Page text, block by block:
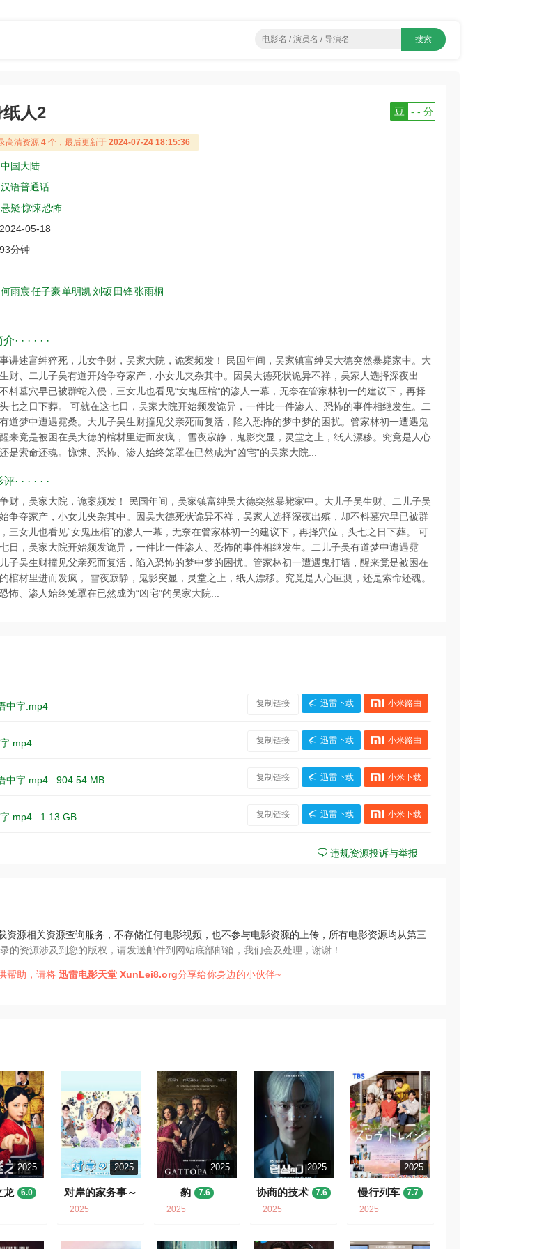
人2 豆 - - 分
高清资源 4 个，最后更新于 2024-07-24 18:15:36
中国大陆
汉语普通话
悬疑惊悚恐怖
2024-05-18
93分钟
何雨宸任子豪单明凯刘硕 田锋张雨桐
· · · · · ·
讲述富绅猝死，儿女争财，吴家大院，诡案频发！ 民国年间，吴家镇富绅吴大德突然暴毙家中。大
财、二儿子吴有道开始争夺家产，小女儿夹杂其中。因吴大德死状诡异不祥，吴家人选择深夜出
料墓穴早已被群蛇入侵，三女儿也看见“女鬼压棺”的渗人一幕，无奈在管家林初一的建议下，再择
七之日下葬。 可就在这七日，吴家大院开始频发诡异，一件比一件渗人、恐怖的事件相继发生。二
道梦中遭遇霓桑。大儿子吴生财撞见父亲死而复活，陷入恐怖的梦中梦的困扰。管家林初一遭遇鬼
来竟是被困在吴大德的棺材里进而发疯， 雪夜寂静，鬼影突显，灵堂之上，纸人漂移。究竟是人心
是索命还魂。惊悚、恐怖、渗人始终笼罩在已然成为“凶宅”的吴家大院...
· · · · · ·
争财，吴家大院，诡案频发！ 民国年间，吴家镇富绅吴大德突然暴毙家中。大儿子吴生财、二儿子吴
争夺家产，小女儿夹杂其中。因吴大德死状诡异不祥，吴家人选择深夜出殡，却不料墓穴早已被群
三女儿也看见“女鬼压棺”的渗人一幕，无奈在管家林初一的建议下，再择穴位，头七之日下葬。 可
日，吴家大院开始频发诡异，一件比一件渗人、恐怖的事件相继发生。二儿子吴有道梦中遭遇霓
子吴生财撞见父亲死而复活，陷入恐怖的梦中梦的困扰。管家林初一遭遇鬼打墙，醒来竟是被困在
棺材里进而发疯， 雪夜寂静，鬼影突显，灵堂之上，纸人漂移。究竟是人心叵测，还是索命还魂。
怖、渗人始终笼罩在已然成为“凶宅”的吴家大院...
中字.mp4 复制链接 迅雷下载 小米路由
.mp4 复制链接 迅雷下载 小米路由
中字.mp4904.54 MB 复制链接 迅雷下载 小米下载
字.mp4 1.13 GB 复制链接 迅雷下载 小米下载
违规资源投诉与举报
资源相关资源查询服务，不存储任何电影视频，也不参与电影资源的上传，所有电影资源均从第三
的资源涉及到您的版权，请发送邮件到网站底部邮箱，我们会及处理，谢谢！
帮助，请将迅雷电影天堂 XunLei8.org分享给你身边的小伙伴~
2025
龙
6.0
2025
对岸的家务事～
这就是我的生存
2025
2025
豹
7.6
2025
2025
协商的技术
7.6
2025
2025
慢行列车
7.7
2025